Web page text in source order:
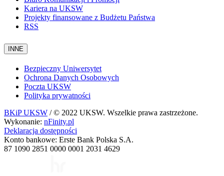
Kariera na UKSW
Projekty finansowane z Budżetu Państwa
RSS
INNE
Bezpieczny Uniwersytet
Ochrona Danych Osobowych
Poczta UKSW
Polityka prywatności
BKiP UKSW / © 2022 UKSW. Wszelkie prawa zastrzeżone.
Wykonanie: nFinity.pl
Deklaracja dostępności
Konto bankowe: Erste Bank Polska S.A.
87 1090 2851 0000 0001 2031 4629